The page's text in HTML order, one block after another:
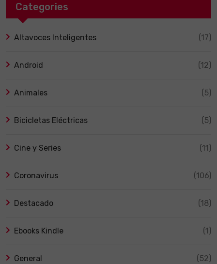
Categories
Altavoces Inteligentes (17)
Android (12)
Animales (5)
Bicicletas Eléctricas (5)
Cine y Series (11)
Coronavirus (106)
Destacado (18)
Ebooks Kindle (1)
General (52)